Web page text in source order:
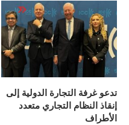
تدعو غرفة التجارة الدولية إلى
إنقاذ النظام التجاري متعدد
الأطراف